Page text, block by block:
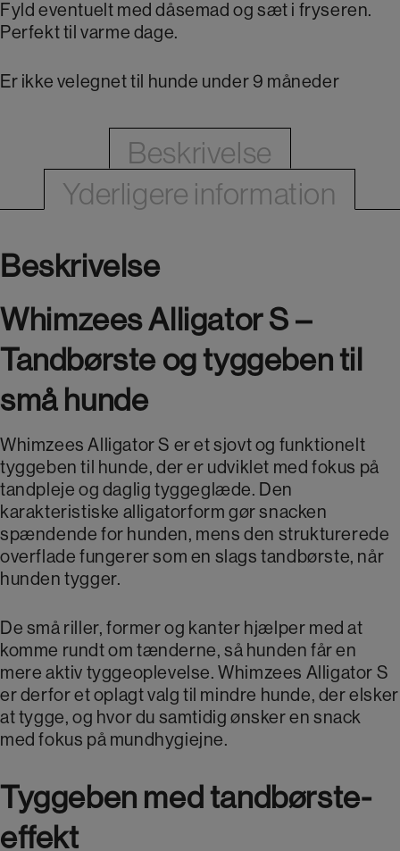
Fyld eventuelt med dåsemad og sæt i fryseren.
Perfekt til varme dage.
Er ikke velegnet til hunde under 9 måneder
Beskrivelse
Yderligere information
Beskrivelse
Whimzees Alligator S –
Tandbørste og tyggeben til
små hunde
Whimzees Alligator S er et sjovt og funktionelt
tyggeben til hunde, der er udviklet med fokus på
tandpleje og daglig tyggeglæde. Den
karakteristiske alligatorform gør snacken
spændende for hunden, mens den strukturerede
overflade fungerer som en slags tandbørste, når
hunden tygger.
De små riller, former og kanter hjælper med at
komme rundt om tænderne, så hunden får en
mere aktiv tyggeoplevelse. Whimzees Alligator S
er derfor et oplagt valg til mindre hunde, der elsker
at tygge, og hvor du samtidig ønsker en snack
med fokus på mundhygiejne.
Tyggeben med tandbørste-
effekt